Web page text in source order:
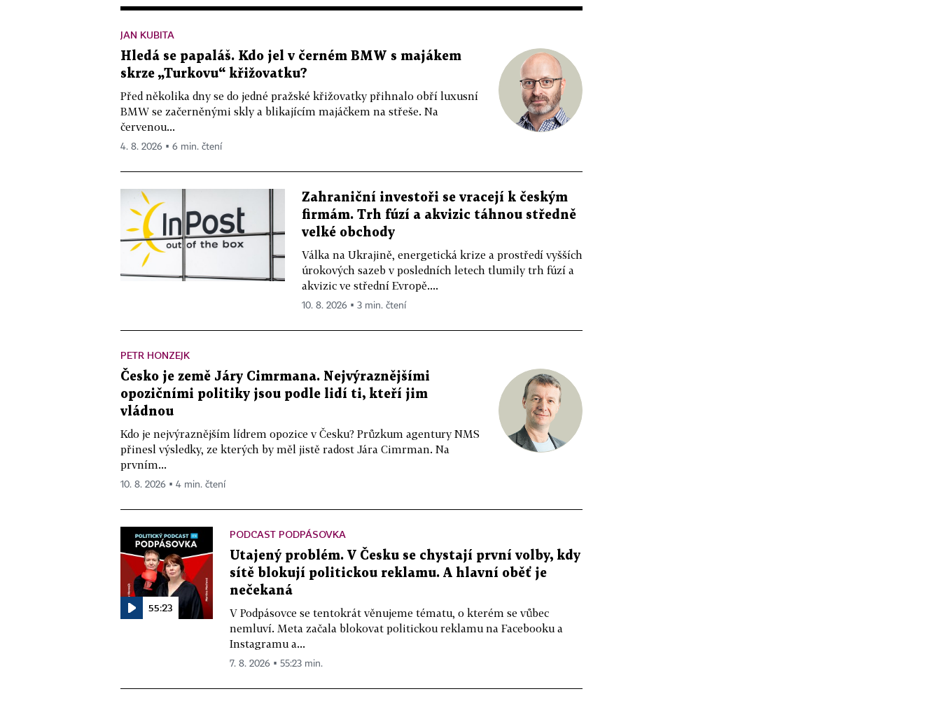
JAN KUBITA
Hledá se papaláš. Kdo jel v černém BMW s majákem
skrze „Turkovu“ křižovatku?
Před několika dny se do jedné pražské křižovatky přihnalo obří luxusní
BMW se začerněnými skly a blikajícím majáčkem na střeše. Na
červenou...
4. 8. 2026 ▪ 6 min. čtení
Zahraniční investoři se vracejí k českým
firmám. Trh fúzí a akvizic táhnou středně
velké obchody
Válka na Ukrajině, energetická krize a prostředí vyšších
úrokových sazeb v posledních letech tlumily trh fúzí a
akvizic ve střední Evropě....
10. 8. 2026 ▪ 3 min. čtení
PETR HONZEJK
Česko je země Járy Cimrmana. Nejvýraznějšími
opozičními politiky jsou podle lidí ti, kteří jim
vládnou
Kdo je nejvýraznějším lídrem opozice v Česku? Průzkum agentury NMS
přinesl výsledky, ze kterých by měl jistě radost Jára Cimrman. Na
prvním...
10. 8. 2026 ▪ 4 min. čtení
55:23
PODCAST PODPÁSOVKA
Utajený problém. V Česku se chystají první volby, kdy
sítě blokují politickou reklamu. A hlavní oběť je
nečekaná
V Podpásovce se tentokrát věnujeme tématu, o kterém se vůbec
nemluví. Meta začala blokovat politickou reklamu na Facebooku a
Instagramu a...
7. 8. 2026 ▪ 55:23 min.